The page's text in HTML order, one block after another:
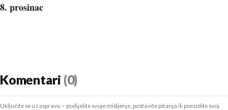
8. prosinac
Komentari (0)
Uključite se u raspravu – podijelite svoje mišljenje, postavite pitanja ili ponudite svoj